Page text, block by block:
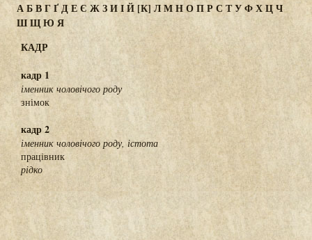
АБВГҐДЕЄ ЖЗИІЙ [К] ЛМНОПР СТУФХЦЧ
ШЩЮЯ
КАДР
кадр 1
іменник чоловічого роду
знімок
кадр 2
іменник чоловічого роду, істота
працівник
рідко